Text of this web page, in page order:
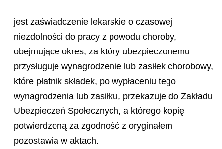
jest zaświadczenie lekarskie o czasowej
niezdolności do pracy z powodu choroby,
obejmujące okres, za który ubezpieczonemu
przysługuje wynagrodzenie lub zasiłek chorobowy,
które płatnik składek, po wypłaceniu tego
wynagrodzenia lub zasiłku, przekazuje do Zakładu
Ubezpieczeń Społecznych, a którego kopię
potwierdzoną za zgodność z oryginałem
pozostawia w aktach.